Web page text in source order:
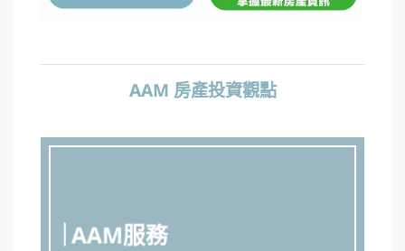
AAM 房產投資觀點
AAM服務